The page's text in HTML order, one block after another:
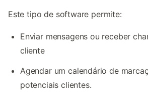
Este tipo de software permite:
Enviar mensagens ou receber
cliente
Agendar um calendário de
potenciais clientes.